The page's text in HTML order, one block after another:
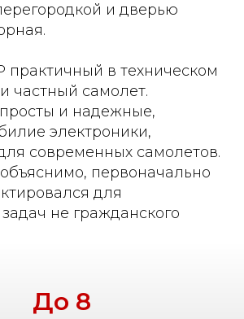
и дверью
практичный в техническом
частный самолет.
и надежные,
электроники,
современных самолетов.
первоначально
для
не гражданского
До 8